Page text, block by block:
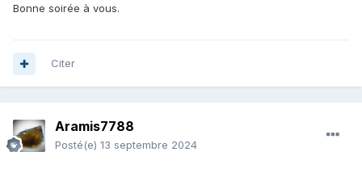
Bonne soirée à vous.
Citer
Aramis7788
Posté(e) 13 septembre 2024